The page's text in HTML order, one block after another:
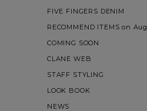
FIVE FINGERS DENIM
RECOMMEND ITEMS on Aug
COMING SOON
CLANE WEB
STAFF STYLING
LOOK BOOK
NEWS